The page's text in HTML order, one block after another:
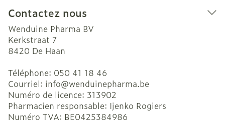
Contactez nous
Wenduine Pharma BV
Kerkstraat 7
8420 De Haan
Téléphone: 050 41 18 46
Courriel: info@wenduinepharma.be
Numéro de licence: 313902
Pharmacien responsable: Ijenko Rogiers
Numéro TVA: BE0425384986